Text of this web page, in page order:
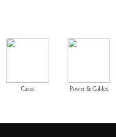
Cases Power & Cables